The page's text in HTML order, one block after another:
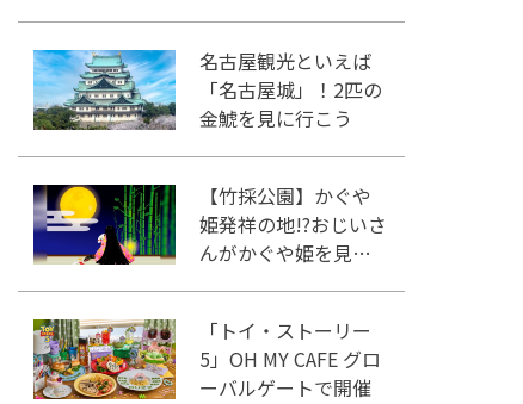
名古屋観光といえば
「名古屋城」！2匹の
金鯱を見に行こう
【竹採公園】かぐや
姫発祥の地!?おじいさ
んがかぐや姫を見つ
「トイ・ストーリー
5」OH MY CAFE グロ
ーバルゲートで開催